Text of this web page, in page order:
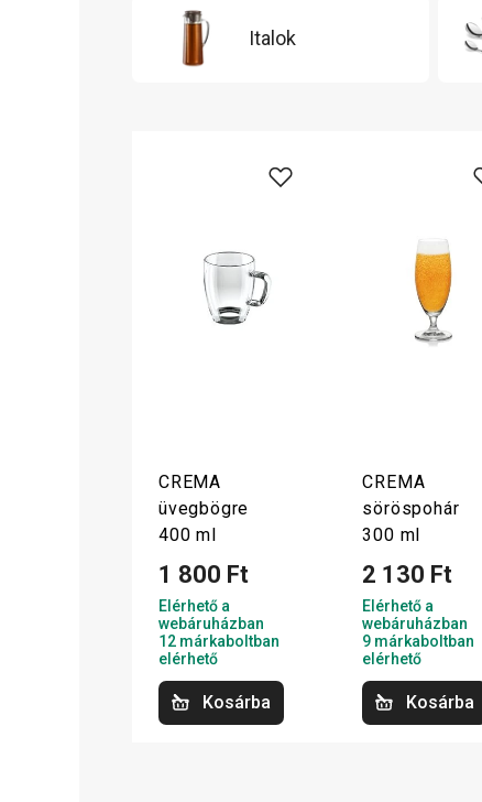
Italok
CREMA
üvegbögre
400 ml
1 800 Ft
Elérhető a
webáruházban
12 márkaboltban
elérhető
Kosárba
CREMA
söröspohár
300 ml
2 130 Ft
Elérhető a
webáruházban
9 márkaboltban
elérhető
Kosárba